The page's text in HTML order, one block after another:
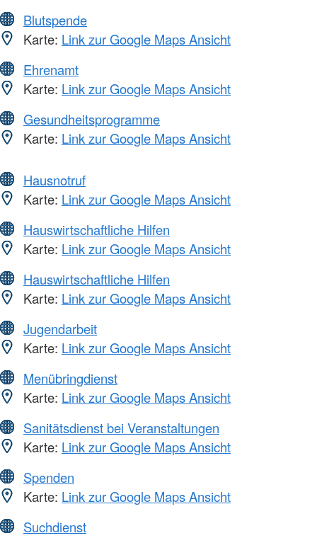
Blutspende
Karte: Link zur Google Maps Ansicht
Ehrenamt
Karte: Link zur Google Maps Ansicht
Gesundheitsprogramme
Karte: Link zur Google Maps Ansicht
Hausnotruf
Karte: Link zur Google Maps Ansicht
Hauswirtschaftliche Hilfen
Karte: Link zur Google Maps Ansicht
Hauswirtschaftliche Hilfen
Karte: Link zur Google Maps Ansicht
Jugendarbeit
Karte: Link zur Google Maps Ansicht
Menübringdienst
Karte: Link zur Google Maps Ansicht
Sanitätsdienst bei Veranstaltungen
Karte: Link zur Google Maps Ansicht
Spenden
Karte: Link zur Google Maps Ansicht
Suchdienst